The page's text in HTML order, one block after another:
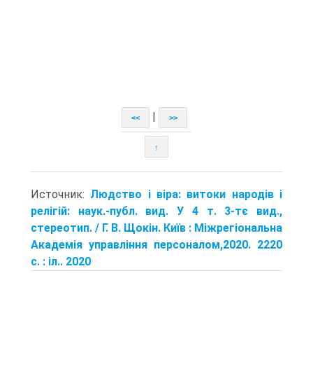
<< >>
↑
Источник: Людство і віра: витоки народів і
релігій: наук.-публ. вид. У 4 т. 3-тє вид.,
стереотип. / Г. В. Щокін. Київ : Міжрегіональна
Академія управління персоналом,2020. 2220
с. : іл.. 2020